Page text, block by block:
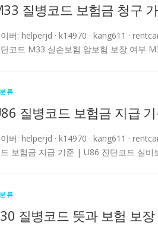
질병코드 보험금 청구
버: helperjd · k14970 · kang611 ·
코드 M33 실손보험 암보험 보장 여부
류
질병코드 보험금 지급
버: helperjd · k14970 · kang611 ·
보험금 지급 기준 | U86 진단코드 실비
류
질병코드 뜻과 보험 보